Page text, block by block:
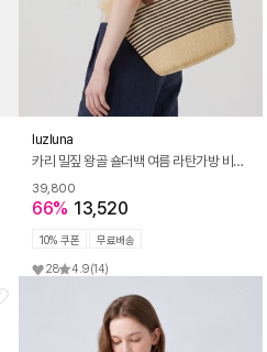
luzluna
카리 밀짚 왕골 숄더백 여름 라탄가방 비치백 휴양지가방
39,800
66% 13,520
10% 쿠폰 무료배송
28 4.9(14)